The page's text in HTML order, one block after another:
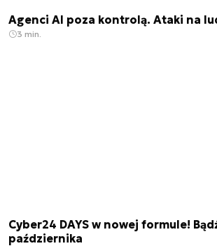
Agenci AI poza kontrolą. Ataki na
3 min.
Cyber24 DAYS w nowej formule!
października